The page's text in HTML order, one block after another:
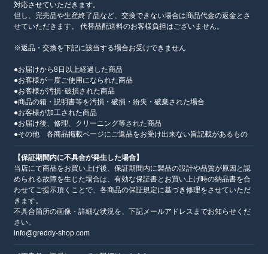
対応させていただきます。
但し、完売品や生産終了品など、交換できない場合は商品代金の返金とさ
せていただきます。 代替品配送料のお客様負担はございません。
※返品・交換を下記に該当する場合お受けできません
●お届けから8日以上経過した商品
●お客様が一度ご使用になられた商品
●お客様が汚損･破損された商品
●商品の箱・説明書等を汚損・破損・紛失・破棄された場合
●お客様が加工された商品
●お届け後、修理、クリーニング等された商品
●その他 各商品掲載ページにご返品をお受け出来ない旨記載があるもの
【保証期間内に不具合が発生した場合】
当店にて商品をお買い上げ後、保証期間内に製品の設計や品質が原因と認
められる故障を生じた場合は、有効な保証書とお買い上げ時の納品書を合
わせてご提示頂くことで、各商品の保証規定に基づき修理をさせていただ
きます。
不具合箇所の画像・詳細な状況を、下記メールアドレスまでお知らせくだ
さい。
info@greddy-shop.com